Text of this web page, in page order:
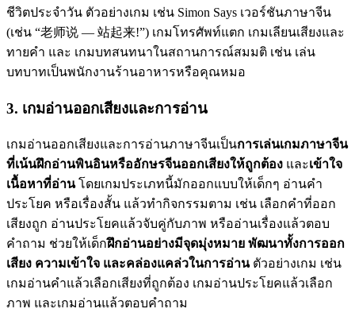
ชีวิตประจำวัน ตัวอย่างเกม เช่น Simon Says เวอร์ชันภาษาจีน
(เช่น “老师说 — 站起来!”) เกมโทรศัพท์แตก เกมเลียนเสียงและ
ทายคำ และ เกมบทสนทนาในสถานการณ์สมมติ เช่น เล่น
บทบาทเป็นพนักงานร้านอาหารหรือคุณหมอ
3. เกมอ่านออกเสียงและการอ่าน
เกมอ่านออกเสียงและการอ่านภาษาจีนเป็นการเล่นเกมภาษาจีน
ที่เน้นฝึกอ่านพินอินหรืออักษรจีนออกเสียงให้ถูกต้อง และเข้าใจ
เนื้อหาที่อ่านโดยเกมประเภทนี้มักออกแบบให้เด็กๆ อ่านคำ
ประโยค หรือเรื่องสั้น แล้วทำกิจกรรมตาม เช่น เลือกคำที่ออก
เสียงถูก อ่านประโยคแล้วจับคู่กับภาพ หรืออ่านเรื่องแล้วตอบ
คำถาม ช่วยให้เด็กฝึกอ่านอย่างมีจุดมุ่งหมาย พัฒนาทั้งการออก
เสียง ความเข้าใจ และคล่องแคล่วในการอ่านตัวอย่างเกม เช่น
เกมอ่านคำแล้วเลือกเสียงที่ถูกต้อง เกมอ่านประโยคแล้วเลือก
ภาพ และเกมอ่านแล้วตอบคำถาม